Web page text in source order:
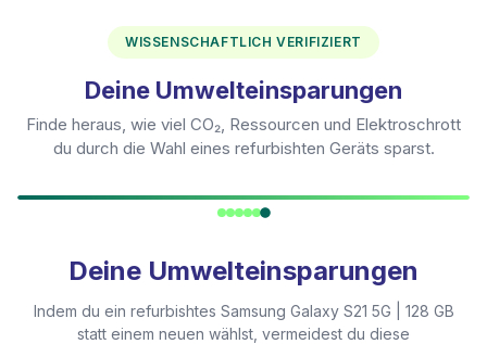
WISSENSCHAFTLICH VERIFIZIERT
Deine Umwelteinsparungen
Finde heraus, wie viel CO₂, Ressourcen und Elektroschrott
du durch die Wahl eines refurbishten Geräts sparst.
Deine Umwelteinsparungen
Indem du ein refurbishtes Samsung Galaxy S21 5G | 128 GB
statt einem neuen wählst, vermeidest du diese